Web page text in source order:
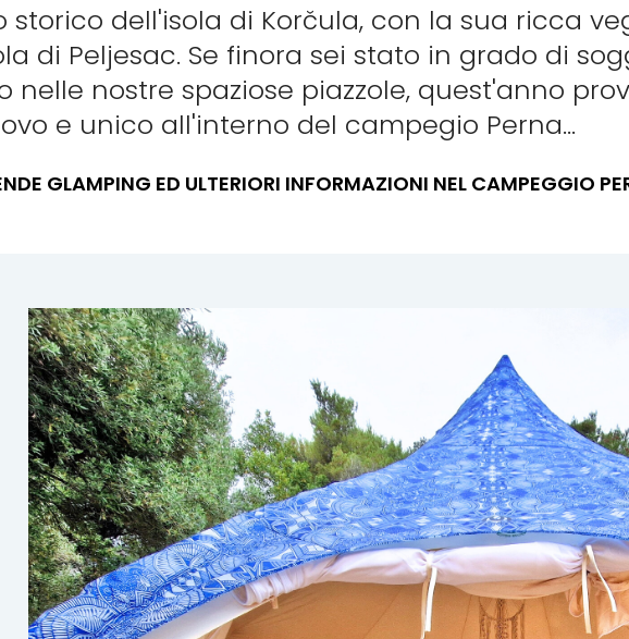
dell'isola di Korčula, con la sua ricca
di Peljesac. Se finora sei stato in grado di
nostre spaziose piazzole, quest'anno
e unico all'interno del campegio Perna...
GLAMPING ED ULTERIORI INFORMAZIONI NEL CAMPEGGIO